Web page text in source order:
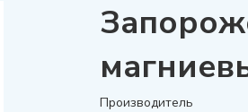
Производитель